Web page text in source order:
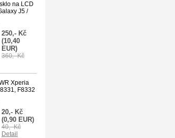
na LCD
J5 /
250,- Kč
(10,40
EUR)
360,- Kč
Xperia
F8332
20,- Kč
(0,90 EUR)
40,- Kč
Detail